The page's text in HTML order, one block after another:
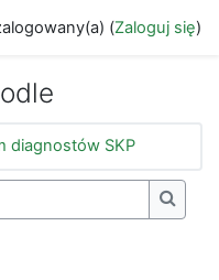
(Zaloguj się)
diagnostów SKP